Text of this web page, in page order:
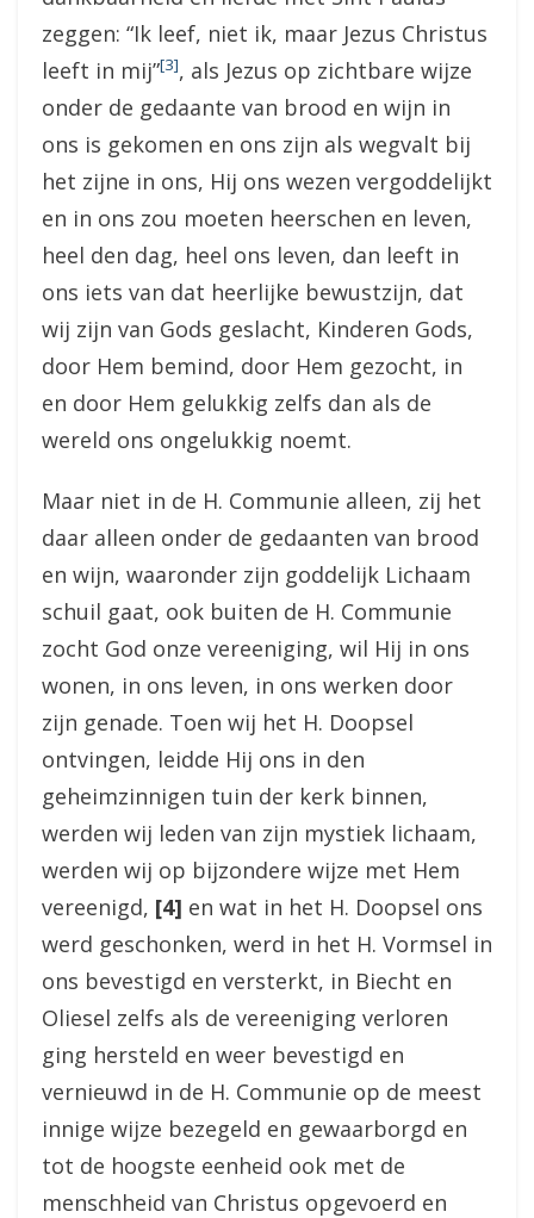
zeggen: “Ik leef, niet ik, maar Jezus Christus
leeft in mij”[3], als Jezus op zichtbare wijze
onder de gedaante van brood en wijn in
ons is gekomen en ons zijn als wegvalt bij
het zijne in ons, Hij ons wezen vergoddelijkt
en in ons zou moeten heerschen en leven,
heel den dag, heel ons leven, dan leeft in
ons iets van dat heerlijke bewustzijn, dat
wij zijn van Gods geslacht, Kinderen Gods,
door Hem bemind, door Hem gezocht, in
en door Hem gelukkig zelfs dan als de
wereld ons ongelukkig noemt.
Maar niet in de H. Communie alleen, zij het
daar alleen onder de gedaanten van brood
en wijn, waaronder zijn goddelijk Lichaam
schuil gaat, ook buiten de H. Communie
zocht God onze vereeniging, wil Hij in ons
wonen, in ons leven, in ons werken door
zijn genade. Toen wij het H. Doopsel
ontvingen, leidde Hij ons in den
geheimzinnigen tuin der kerk binnen,
werden wij leden van zijn mystiek lichaam,
werden wij op bijzondere wijze met Hem
vereenigd, [4] en wat in het H. Doopsel ons
werd geschonken, werd in het H. Vormsel in
ons bevestigd en versterkt, in Biecht en
Oliesel zelfs als de vereeniging verloren
ging hersteld en weer bevestigd en
vernieuwd in de H. Communie op de meest
innige wijze bezegeld en gewaarborgd en
tot de hoogste eenheid ook met de
menschheid van Christus opgevoerd en